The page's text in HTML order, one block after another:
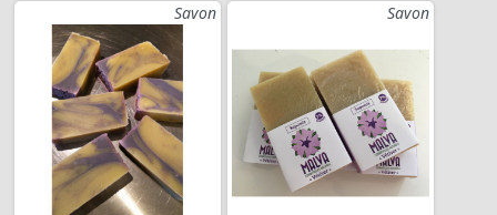
Savon
Savon